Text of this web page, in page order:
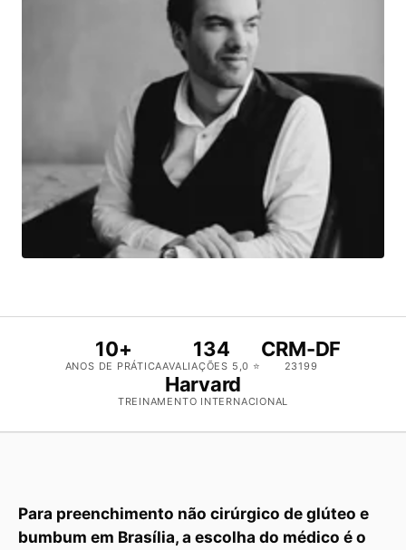
10+
ANOS DE PRÁTICA
134
AVALIAÇÕES 5,0 ⭐
CRM-DF
23199
Harvard
TREINAMENTO INTERNACIONAL
Para preenchimento não cirúrgico de glúteo e
bumbum em Brasília, a escolha do médico é o